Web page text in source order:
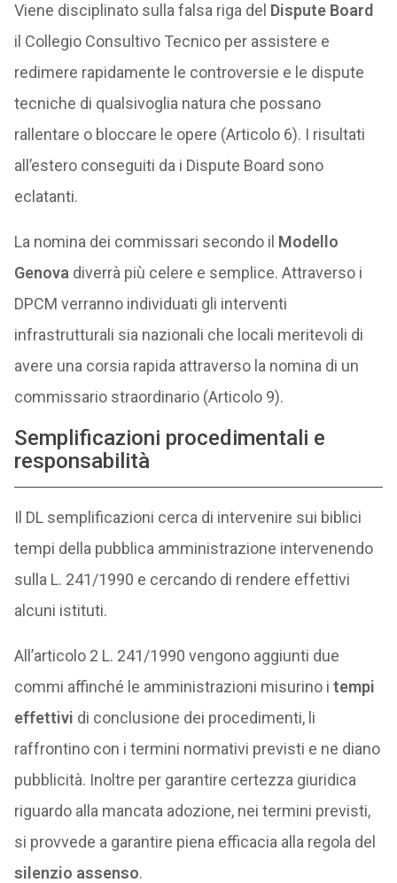
Viene disciplinato sulla falsa riga del Dispute Board
il Collegio Consultivo Tecnico per assistere e
redimere rapidamente le controversie e le dispute
tecniche di qualsivoglia natura che possano
rallentare o bloccare le opere (Articolo 6). I risultati
all’estero conseguiti da i Dispute Board sono
eclatanti.
La nomina dei commissari secondo il Modello
Genova diverrà più celere e semplice. Attraverso i
DPCM verranno individuati gli interventi
infrastrutturali sia nazionali che locali meritevoli di
avere una corsia rapida attraverso la nomina di un
commissario straordinario (Articolo 9).
Semplificazioni procedimentali e
responsabilità
Il DL semplificazioni cerca di intervenire sui biblici
tempi della pubblica amministrazione intervenendo
sulla L. 241/1990 e cercando di rendere effettivi
alcuni istituti.
All’articolo 2 L. 241/1990 vengono aggiunti due
commi affinché le amministrazioni misurino i tempi
effettivi di conclusione dei procedimenti, li
raffrontino con i termini normativi previsti e ne diano
pubblicità. Inoltre per garantire certezza giuridica
riguardo alla mancata adozione, nei termini previsti,
si provvede a garantire piena efficacia alla regola del
silenzio assenso.